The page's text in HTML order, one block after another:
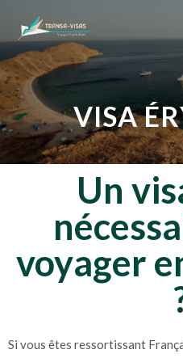
VISA
Un
voyager
Si vous êtes ressortissant